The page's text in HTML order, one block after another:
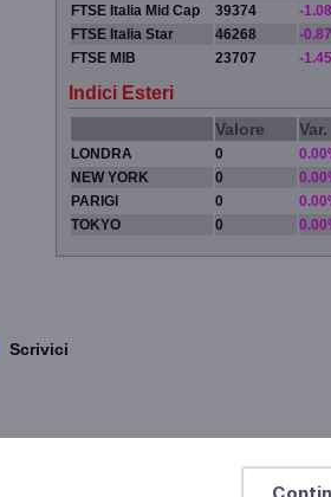
FTSE Italia Mid Cap
39374
-
FTSE Italia Star
46268
-
FTSE MIB
23707 -
Indici Esteri
Valore Var.
LONDRA 0
NEW YORK
0
PARIGI
0
TOKYO
0
Scrivici